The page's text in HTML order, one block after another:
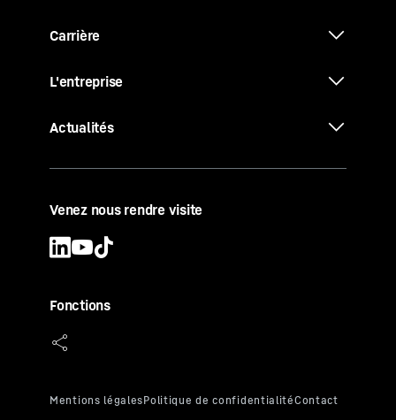
Carrière
L'entreprise
Actualités
Venez nous rendre visite
Fonctions